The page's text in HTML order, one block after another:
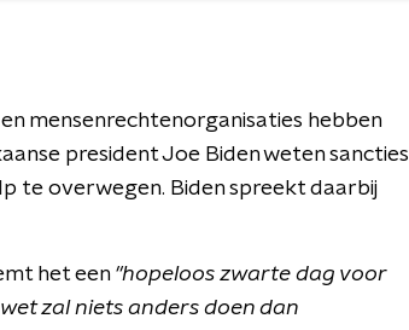
mensenrechtenorganisaties hebben
president Joe Biden weten sancties
te overwegen. Biden spreekt daarbij
het een "hopeloos zwarte dag voor
zal niets anders doen dan